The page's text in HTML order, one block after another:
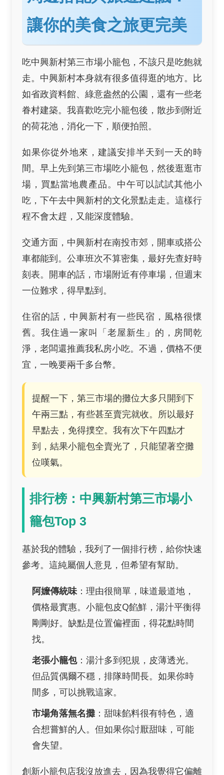
讓你的美食之旅更完美
吃中興新村第三市場小籠包，不該只是吃飽就
走。中興新村本身就有很多值得逛的地方。比
如省政資料館、綠意盎然的公園，還有一些老
眷村建築。我喜歡吃完小籠包後，散步到附近
的荷花池，消化一下，順便拍照。
如果你從外地來，建議安排半天到一天的時
間。早上先到第三市場吃小籠包，然後逛逛市
場，買點當地農產品。中午可以試試其他小
吃，下午去中興新村的文化景點走走。這樣行
程不會太趕，又能深度體驗。
交通方面，中興新村在南投市郊，開車或搭公
車都能到。公車班次不算密集，最好先查好時
刻表。開車的話，市場附近有停車場，但週末
一位難求，得早點到。
住宿的話，中興新村有一些民宿，風格很懷
舊。我住過一家叫「老屋新生」的，房間乾
淨，老闆還推薦我私房小吃。不過，價格不便
宜，一晚要兩千多台幣。
提醒一下，第三市場的攤位大多只開到下
午兩三點，有些甚至賣完就收。所以最好
早點去，免得撲空。我有次下午四點才
到，結果小籠包全賣光了，只能望著空攤
位嘆氣。
排行榜：中興新村第三市場小
籠包Top 3
基於我的體驗，我列了一個排行榜，給你快速
參考。這純屬個人意見，但希望有幫助。
阿嬤傳統味：理由很簡單，味道最道地，
價格最實惠。小籠包皮Q餡鮮，湯汁平衡得
剛剛好。缺點是位置偏裡面，得花點時間
找。
老張小籠包：湯汁多到犯規，皮薄透光。
但品質偶爾不穩，排隊時間長。如果你時
間多，可以挑戰這家。
市場角落無名攤 ：甜味餡料很有特色，適
合想嘗鮮的人。但如果你討厭甜味，可能
會失望。
創新小籠包店我沒放進去，因為我覺得它偏離